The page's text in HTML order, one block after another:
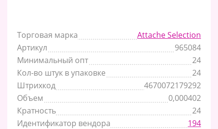
Торговая марка
Attache Selection
Артикул
965084
Минимальный опт
24
Кол-во штук в упаковке
24
Штрихкод
4670072179292
Объем
0,000402
Кратность
24
Идентификатор вендора
194